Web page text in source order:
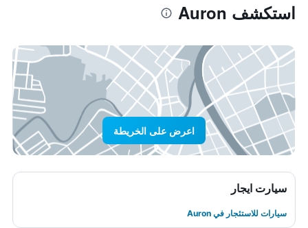
استكشف Auron
اعرض على الخريطة
سيارت ايجار
سيارات للاستئجار في Auron